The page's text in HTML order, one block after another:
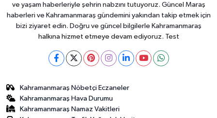
ve yaşam haberleriyle şehrin nabzını tutuyoruz. Güncel Maraş
haberleri ve Kahramanmaraş gündemini yakından takip etmek için
bizi ziyaret edin. Doğru ve güncel bilgilerle Kahramanmaraş
halkına hizmet etmeye devam ediyoruz. Test
Kahramanmaraş Nöbetçi Eczaneler
Kahramanmaraş Hava Durumu
Kahramanmaraş Namaz Vakitleri